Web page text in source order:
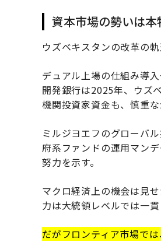
資本市場の勢いは本
ウズベキスタンの改革の
デュアル上場の仕組み導
開発銀行は2025年、ウズ
機関投資家資金も、慎重
ミルジヨエフのグローバ
府系ファンドの運用マン
努力を示す。
マクロ経済上の機会は見
力は大統領レベルでは一
だがフロンティア市場で